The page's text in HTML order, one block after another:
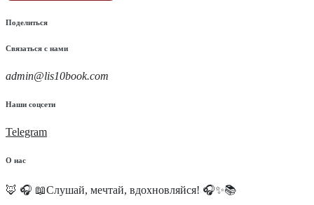
Поделиться
Связаться с нами
admin@lis10book.com
Наши соцсети
Telegram
О нас
🦊 🎧 📖Слушай, мечтай, вдохновляйся! 🎧✨📚